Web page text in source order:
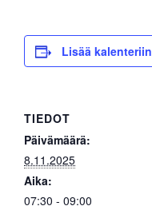
Lisää kalenteriin
TIEDOT
Päivämäärä:
8.11.2025
Aika:
07:30 - 09:00